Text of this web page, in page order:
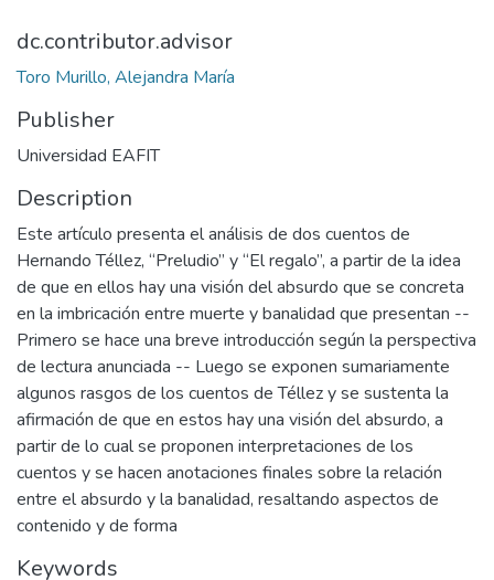
dc.contributor.advisor
Toro Murillo, Alejandra María
Publisher
Universidad EAFIT
Description
Este artículo presenta el análisis de dos cuentos de
Hernando Téllez, “Preludio” y “El regalo”, a partir de la idea
de que en ellos hay una visión del absurdo que se concreta
en la imbricación entre muerte y banalidad que presentan --
Primero se hace una breve introducción según la perspectiva
de lectura anunciada -- Luego se exponen sumariamente
algunos rasgos de los cuentos de Téllez y se sustenta la
afirmación de que en estos hay una visión del absurdo, a
partir de lo cual se proponen interpretaciones de los
cuentos y se hacen anotaciones finales sobre la relación
entre el absurdo y la banalidad, resaltando aspectos de
contenido y de forma
Keywords